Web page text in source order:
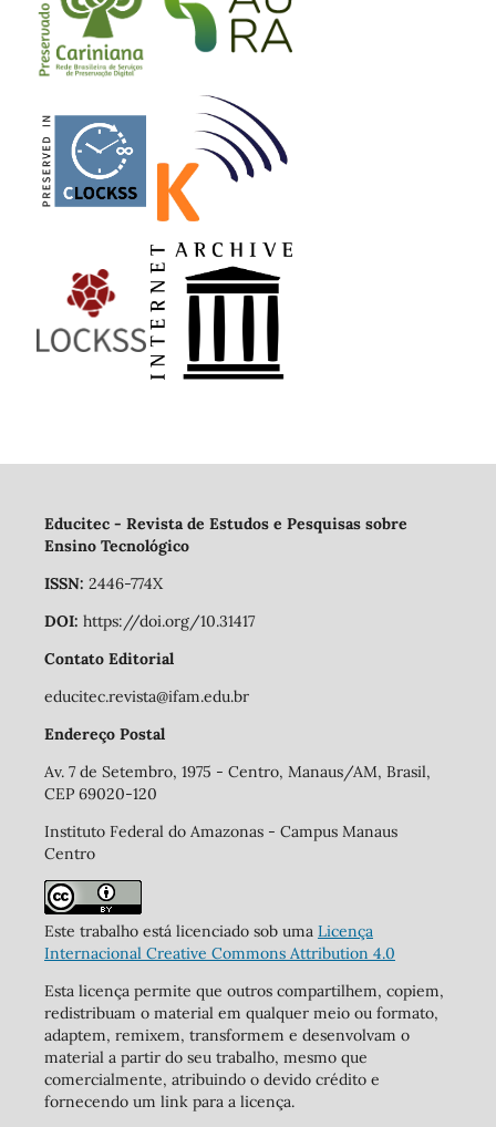
Educitec - Revista de Estudos e Pesquisas sobre
Ensino Tecnológico
ISSN: 2446-774X
DOI: https://doi.org/10.31417
Contato Editorial
educitec.revista@ifam.edu.br
Endereço Postal
Av. 7 de Setembro, 1975 - Centro, Manaus/AM, Brasil,
CEP 69020-120
Instituto Federal do Amazonas - Campus Manaus
Centro
Este trabalho está licenciado sob uma Licença
Internacional Creative Commons Attribution 4.0
Esta licença permite que outros compartilhem, copiem,
redistribuam o material em qualquer meio ou formato,
adaptem, remixem, transformem e desenvolvam o
material a partir do seu trabalho, mesmo que
comercialmente, atribuindo o devido crédito e
fornecendo um link para a licença.